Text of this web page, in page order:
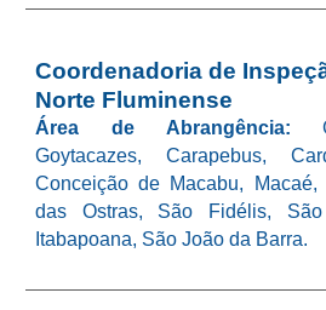
Coordenadoria de
Norte Fluminense
Área de Abrangência:
Goytacazes, Carapebus,
Conceição de Macabu, Macaé,
das Ostras, São Fidélis,
Itabapoana, São João da Barra.